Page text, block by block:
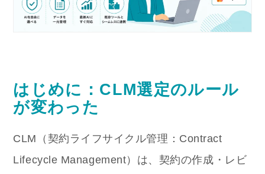
はじめに：CLM選定のルール
が変わった
CLM（契約ライフサイクル管理：Contract
Lifecycle Management）は、契約の作成・レビ